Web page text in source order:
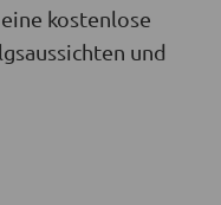
kostenlose
und